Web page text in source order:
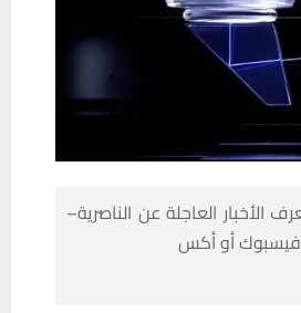
العاجلة عن الناصرية–
فيسبوك أو أكس